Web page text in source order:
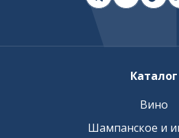
Каталог
Вино
Шампанское и